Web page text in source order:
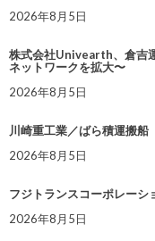
2026年8月5日
株式会社Univearth、倉吉
ネットワークを拡大〜
2026年8月5日
川崎重工業／ばら積運搬船
2026年8月5日
フジトランスコーポレーシ
2026年8月5日